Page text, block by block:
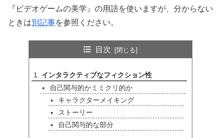
『ビデオゲームの美学』の用語を使いますが、分からない
ときは別記事を参照ください。
目次
インタラクティブなフィクション性
自己関与的かミミクリ的か
キャラクターメイキング
ストーリー
自己関与的な部分